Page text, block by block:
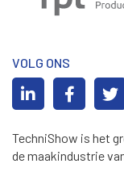
VOLG ONS
TechniShow is het
de maakindustrie